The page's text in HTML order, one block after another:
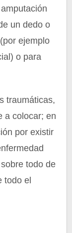
un dedo o
ejemplo
o para
traumáticas,
a colocar; en
por existir
todo de
todo el